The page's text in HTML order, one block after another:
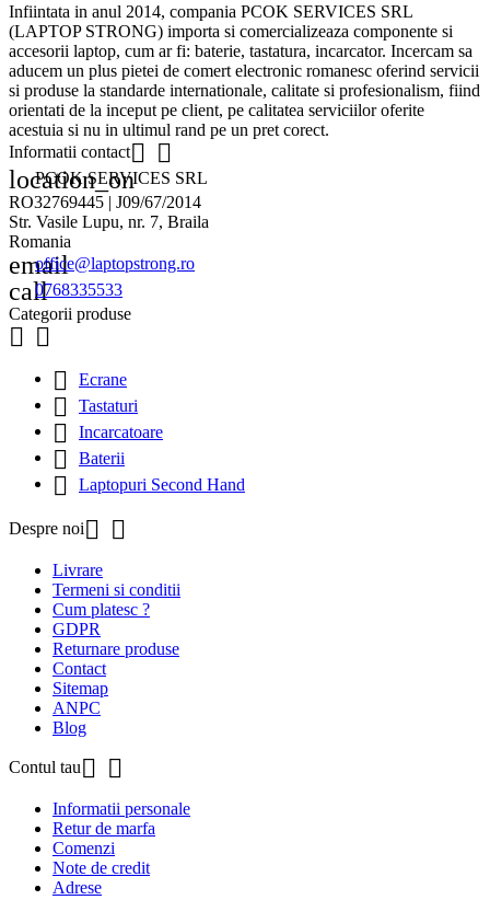
Infiintata in anul 2014, compania PCOK SERVICES SRL
(LAPTOP STRONG) importa si comercializeaza componente si
accesorii laptop, cum ar fi: baterie, tastatura, incarcator. Incercam sa
aducem un plus pietei de comert electronic romanesc oferind servicii
si produse la standarde internationale, calitate si profesionalism, fiind
orientati de la inceput pe client, pe calitatea serviciilor oferite
acestuia si nu in ultimul rand pe un pret corect.
Informatii contact 
location_on
PCOK SERVICES SRL
RO32769445 | J09/67/2014
Str. Vasile Lupu, nr. 7, Braila
Romania
email
office@laptopstrong.ro
call0768335533
Categorii produse
 

Ecrane
 Tastaturi
 Incarcatoare
 Baterii
 Laptopuri Second Hand
Despre noi 
Livrare
Termeni si conditii
Cum platesc ?
GDPR
Returnare produse
Contact
Sitemap
ANPC
Blog
Contul tau 
Informatii personale
Retur de marfa
Comenzi
Note de credit
Adrese